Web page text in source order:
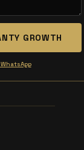
GROWTH